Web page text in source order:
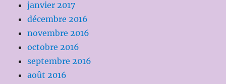
janvier 2017
décembre 2016
novembre 2016
octobre 2016
septembre 2016
août 2016